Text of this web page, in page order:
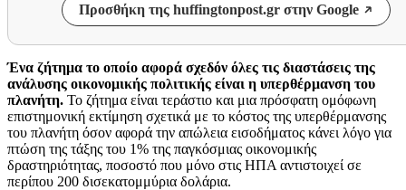
Προσθήκη της huffingtonpost.gr στην Google
Ένα ζήτημα το οποίο αφορά σχεδόν όλες τις διαστάσεις της
ανάλυσης οικονομικής πολιτικής είναι η υπερθέρμανση του
πλανήτη. Το ζήτημα είναι τεράστιο και μια πρόσφατη ομόφωνη
επιστημονική εκτίμηση σχετικά με το κόστος της υπερθέρμανσης
του πλανήτη όσον αφορά την απώλεια εισοδήματος κάνει λόγο για
πτώση της τάξης του 1% της παγκόσμιας οικονομικής
δραστηριότητας, ποσοστό που μόνο στις ΗΠΑ αντιστοιχεί σε
περίπου 200 δισεκατομμύρια δολάρια.